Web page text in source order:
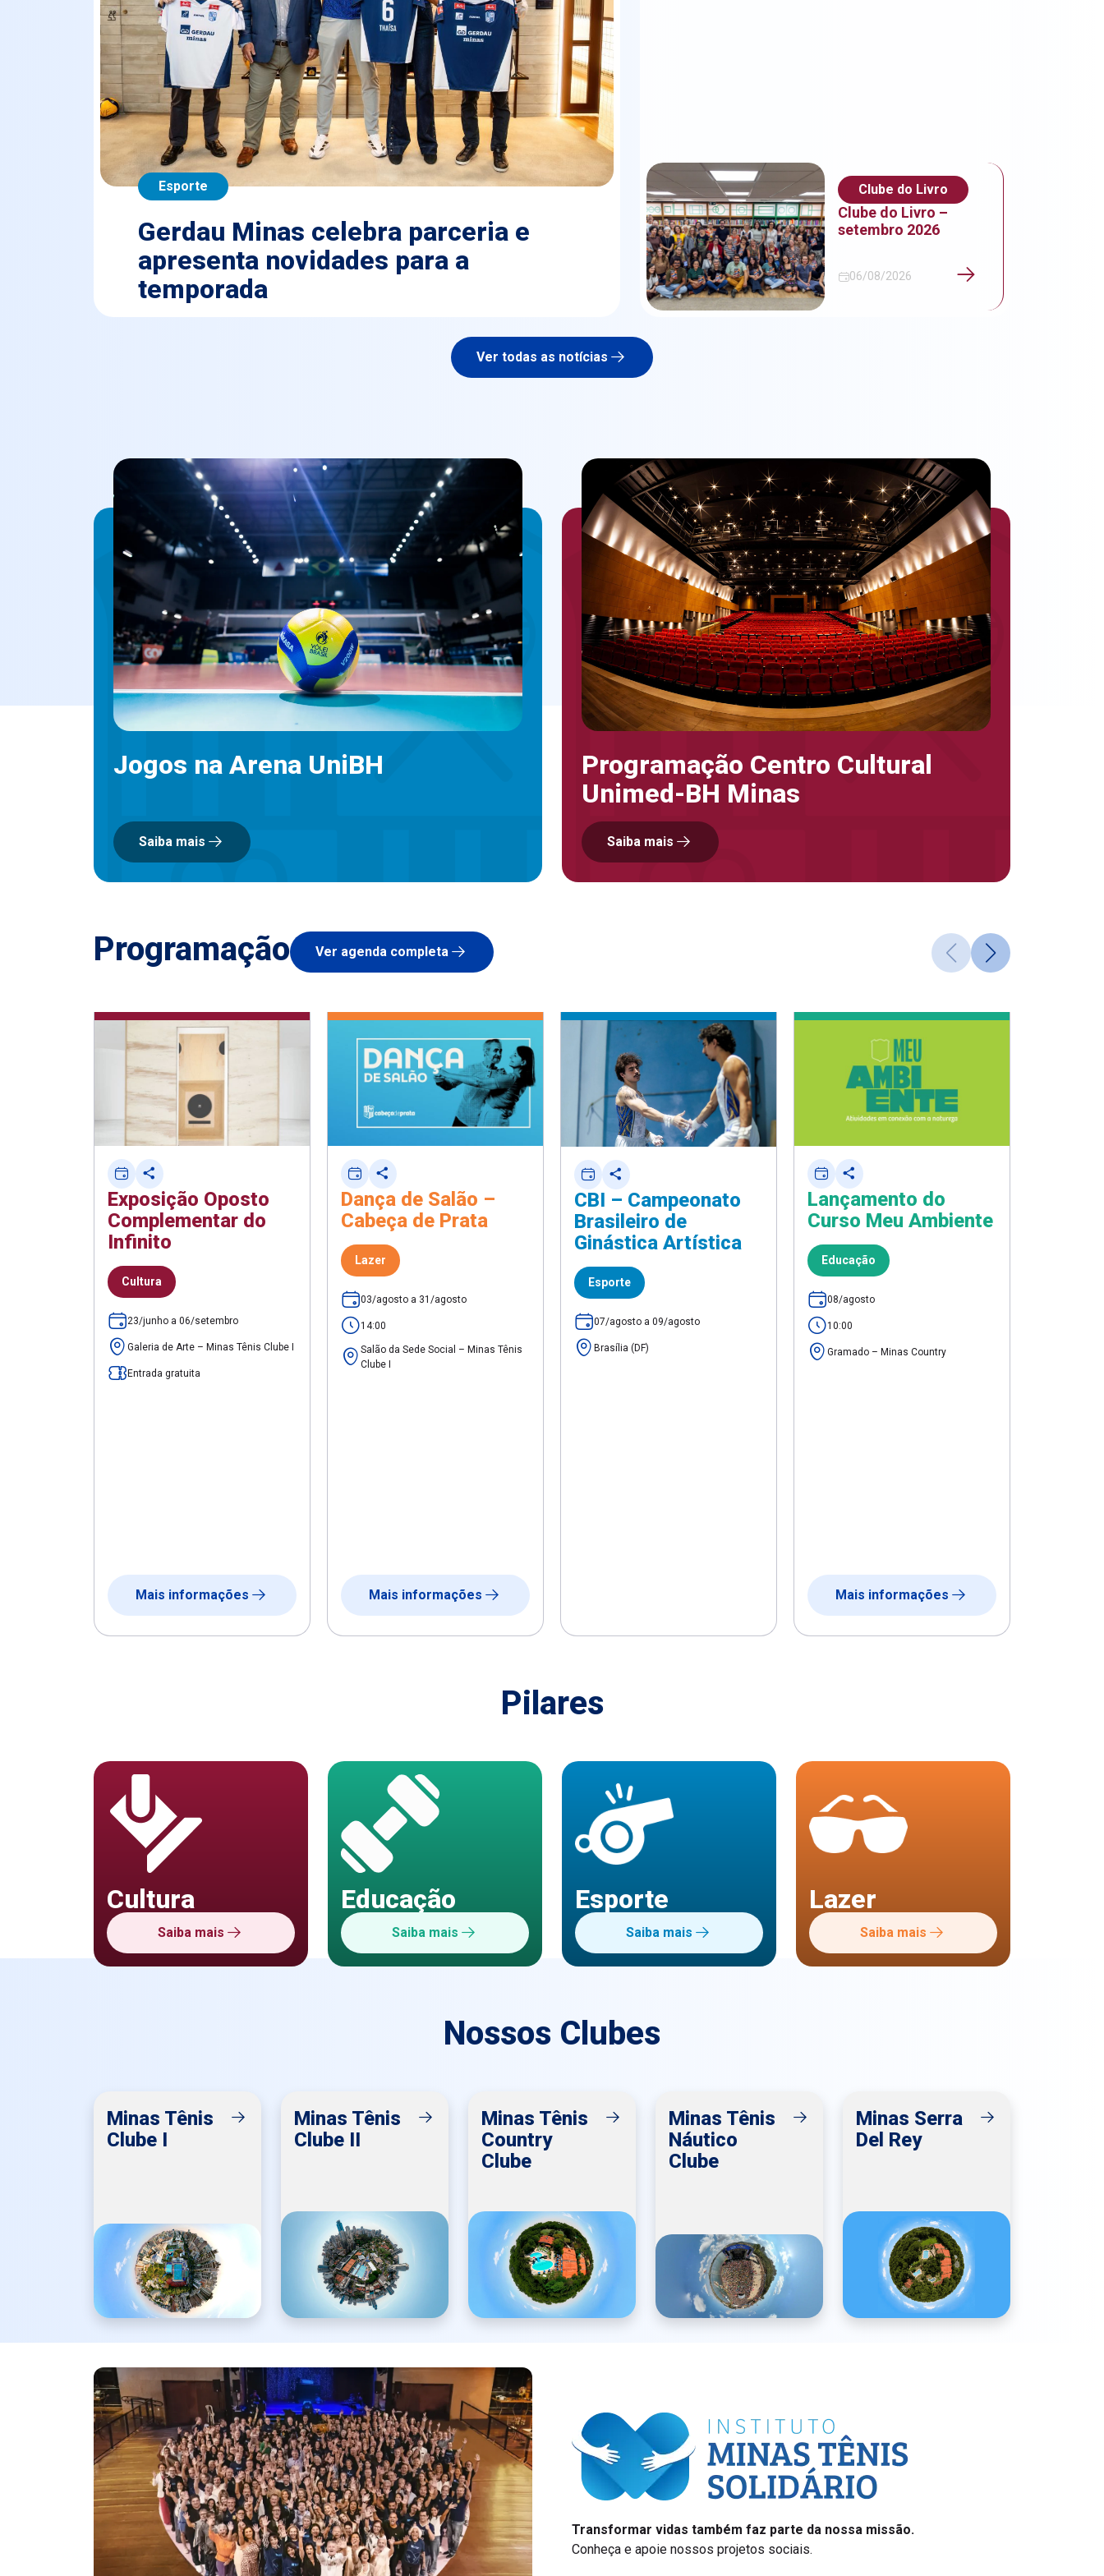
Esporte
Gerdau Minas celebra parceria e
apresenta novidades para a
temporada
Clube do Livro
Clube do Livro –
setembro 2026
06/08/2026
Ver todas as notícias
Jogos na Arena UniBH
Saiba mais
Programação Centro Cultural
Unimed-BH Minas
Saiba mais
Programação Ver agenda completa
Exposição Oposto
Complementar do
Infinito
Cultura
23/junho a 06/setembro
Galeria de Arte – Minas Tênis Clube I
Entrada gratuita
Mais informações
Dança de Salão –
Cabeça de Prata
Lazer
03/agosto a 31/agosto
14:00
Salão da Sede Social – Minas Tênis
Clube I
Mais informações
CBI – Campeonato
Brasileiro de
Ginástica Artística
Esporte
07/agosto a 09/agosto
Brasília (DF)
Lançamento do
Curso Meu Ambiente
Educação
08/agosto
10:00
Gramado – Minas Country
Mais informações
Pilares
Cultura
Saiba mais
Educação
Saiba mais
Esporte
Saiba mais
Lazer
Saiba mais
Nossos Clubes
Minas Tênis
Clube I
Minas Tênis
Clube II
Minas Tênis
Country
Clube
Minas Tênis
Náutico
Clube
Minas Serra
Del Rey
Transformar vidas também faz parte da nossa missão.
Conheça e apoie nossos projetos sociais.